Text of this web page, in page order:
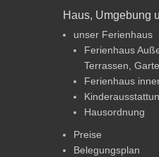
Haus, Umgebung
unser Ferienhaus
Ferienhaus
Terrassen,
Ferienhaus
Hausordnung
Preise
Belegungsplan